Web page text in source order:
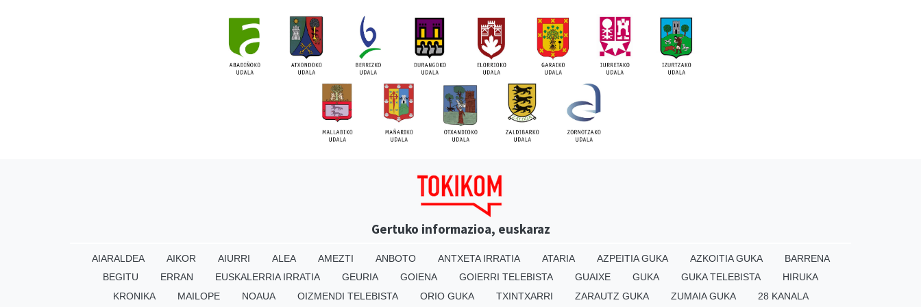
Gertuko informazioa, euskaraz
AIARALDEA AIKOR AIURRI ALEA AMEZTI ANBOTO ANTXETA IRRATIA ATARIA AZPEITIA GUKA AZKOITIA GUKA
BARRENA
BEGITU
ERRAN EUSKALERRIA IRRATIA GEURIA GOIENA GOIERRI TELEBISTA GUAIXE GUKA GUKA TELEBISTA
HIRUKA
KRONIKA
MAILOPE NOAUA OIZMENDI TELEBISTA ORIO GUKA TXINTXARRI ZARAUTZ GUKA ZUMAIA GUKA 28 KANALA